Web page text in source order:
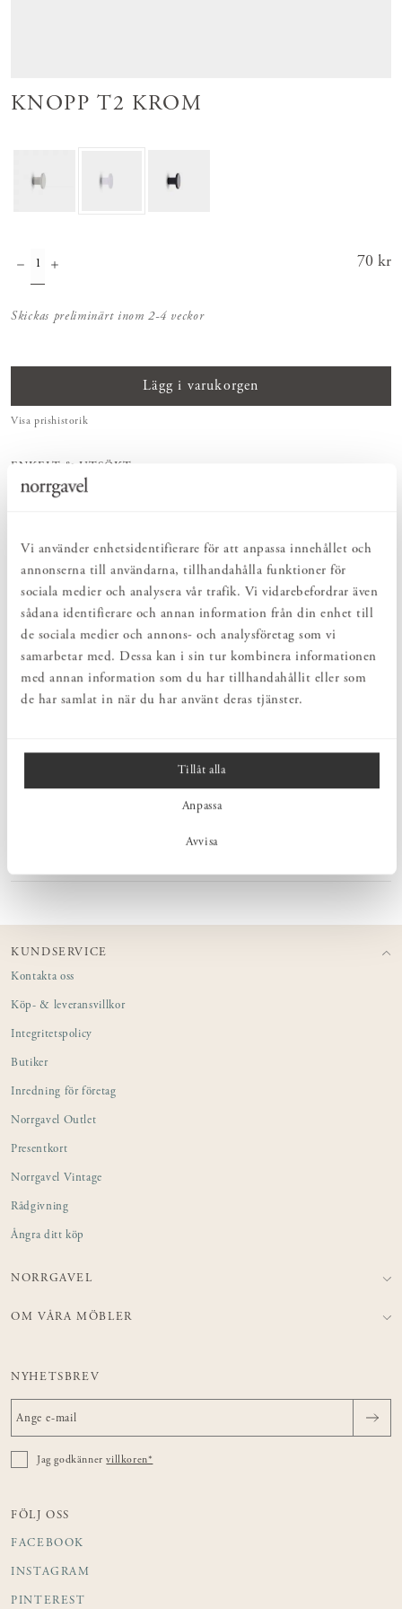
Vi använder enhetsidentifierare för att anpassa innehållet och
annonserna till användarna, tillhandahålla funktioner för
sociala medier och analysera vår trafik. Vi vidarebefordrar även
sådana identifierare och annan information från din enhet till
de sociala medier och annons- och analysföretag som vi
samarbetar med. Dessa kan i sin tur kombinera informationen
med annan information som du har tillhandahållit eller som
de har samlat in när du har använt deras tjänster.
Tillåt alla
Anpassa
Avvisa
KNOPP T2 KROM
Pris:
70 kr
Skickas preliminärt inom 2-4 veckor
Lägg i varukorgen
Visa prishistorik
ENKELT & UTSÖKT
Hos oss hittar du ett kurerat sortiment av inredning som gör vardagslivet
Bruksföremål och inredningsdetaljer som genomgående är tillverkade av
HARMONISK HELHET
Inredningsdetaljer som kompletterar möblerna och skapar en harmonisk
helhetsupplevelse.
PRODUKTBESKRIVNING
Knopp i kromat utförande från Norrgavel. Klassisk och diskret
KUNDSERVICE
Kontakta oss
Köp- & leveransvillkor
Integritetspolicy
Butiker
Inredning för företag
Norrgavel Outlet
Presentkort
Norrgavel Vintage
Rådgivning
Ångra ditt köp
NORRGAVEL
OM VÅRA MÖBLER
NYHETSBREV
Jag godkännervillkoren*
FÖLJ OSS
FACEBOOK
INSTAGRAM
PINTEREST